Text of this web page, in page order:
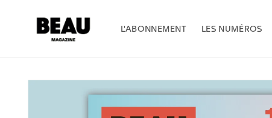
contenu
L'ABONNEMENT LES NUMÉROS
Passer aux
informations